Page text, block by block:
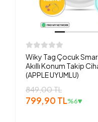
Wiky Tag Çocuk
Akıllı Konum Takip
(APPLE UYUMLU)
849,00 TL
799,90 TL%6